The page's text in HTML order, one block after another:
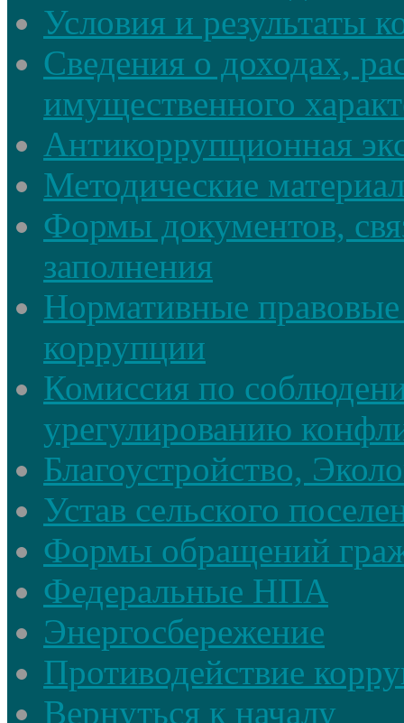
Условия и результаты
Сведения о доходах,
имущественного
Антикоррупционная
Методические
Формы документов,
заполнения
Нормативные
коррупции
Комиссия по
урегулированию
Благоустройство,
Устав сельского
Формы обращений
Федеральные НПА
Энергосбережение
Противодействие
Вернуться к началу